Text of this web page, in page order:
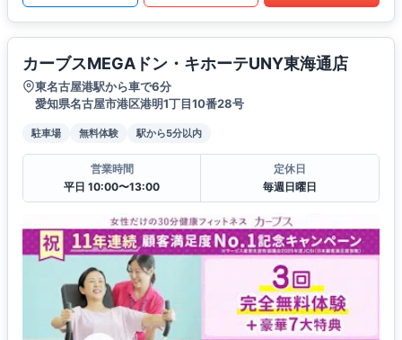
カーブスMEGAドン・キホーテUNY東海通店
東名古屋港駅から車で6分
愛知県名古屋市港区港明1丁目10番28号
駐車場 無料体験 駅から5分以内
営業時間
平日 10:00〜13:00
定休日
毎週日曜日